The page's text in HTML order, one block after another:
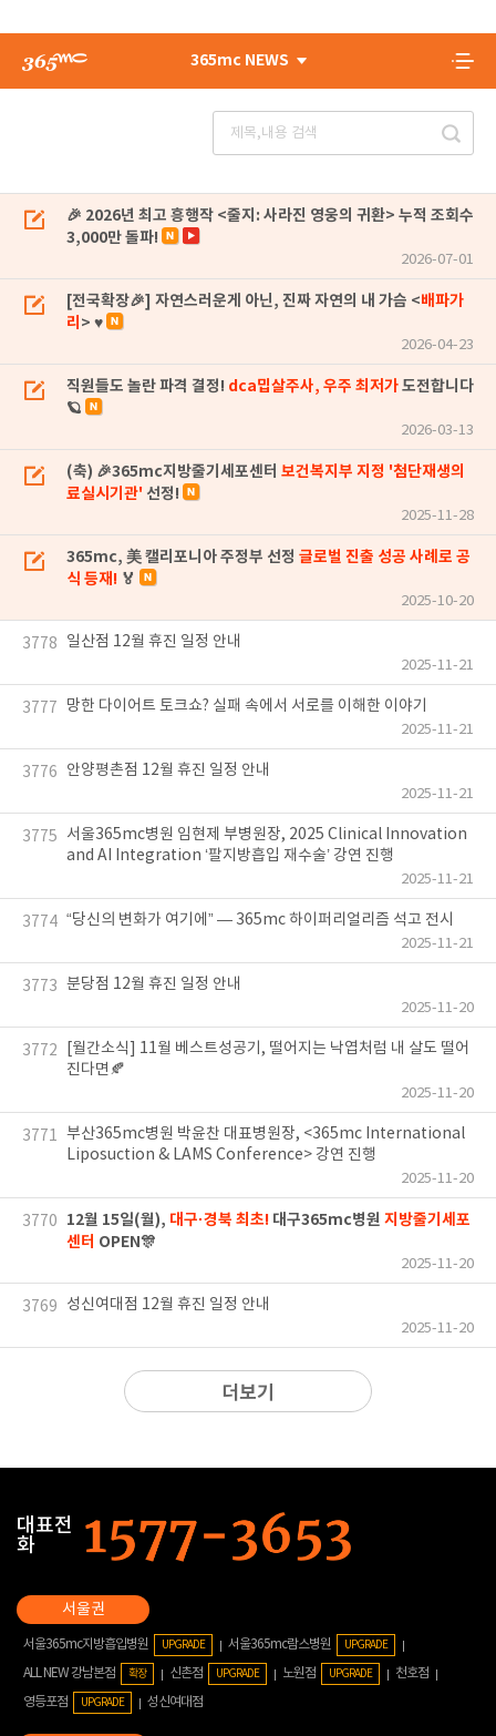
365mc NEWS
🎉 2026년 최고 흥행작 <줄지: 사라진 영웅의 귀환> 누적 조회수
3,000만 돌파!
2026-07-01
[전국확장🎉] 자연스러운게 아닌, 진짜 자연의 내 가슴 <배파가
리 > ♥
2026-04-23
직원들도 놀란 파격 결정! dca밉살주사, 우주 최저가도전합니다
🪐
2026-03-13
(축) 🎉365mc지방줄기세포센터 보건복지부 지정 '첨단재생의
료실시기관' 선정!
2025-11-28
365mc, 美 캘리포니아 주정부 선정 글로벌 진출 성공 사례로 공
식 등재! 🏅
2025-10-20
3778 일산점 12월 휴진 일정 안내
2025-11-21
3777 망한 다이어트 토크쇼? 실패 속에서 서로를 이해한 이야기
2025-11-21
3776 안양평촌점 12월 휴진 일정 안내
2025-11-21
3775
서울365mc병원 임현제 부병원장, 2025 Clinical Innovation
and AI Integration ‘팔지방흡입 재수술’ 강연 진행
2025-11-21
3774 “당신의 변화가 여기에” — 365mc 하이퍼리얼리즘 석고 전시
2025-11-21
3773 분당점 12월 휴진 일정 안내
2025-11-20
3772
[월간소식] 11월 베스트성공기, 떨어지는 낙엽처럼 내 살도 떨어
진다면🍂
2025-11-20
3771 부산365mc병원 박윤찬 대표병원장, <365mc International
Liposuction & LAMS Conference> 강연 진행
2025-11-20
3770 12월 15일(월), 대구·경북 최초! 대구365mc병원 지방줄기세포
센터 OPEN🎊
2025-11-20
3769 성신여대점 12월 휴진 일정 안내
2025-11-20
더보기
대표전
화
서울365mc지방흡입병원 UPGRADE 서울365mc람스병원 UPGRADE
ALL NEW 강남본점 확장 신촌점 UPGRADE 노원점 UPGRADE
천호점
영등포점
UPGRADE 성신여대점